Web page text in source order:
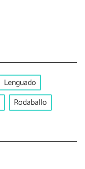
Lenguado
Rodaballo